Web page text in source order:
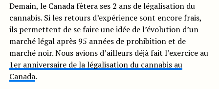
Demain, le Canada fêtera ses 2 ans de légalisation du
cannabis. Si les retours d’expérience sont encore frais,
ils permettent de se faire une idée de l’évolution d’un
marché légal après 95 années de prohibition et de
marché noir. Nous avions d’ailleurs déjà fait l’exercice au
1er anniversaire de la légalisation du cannabis au
Canada.